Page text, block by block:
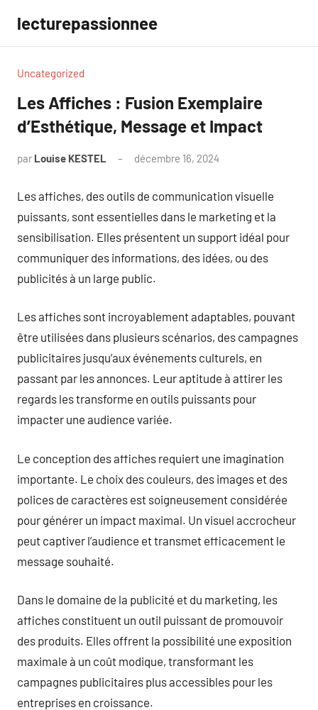
contenu
lecturepassionnee
Uncategorized
Les Affiches : Fusion Exemplaire
d’Esthétique, Message et Impact
par Louise KESTEL décembre 16, 2024
Les affiches, des outils de communication visuelle
puissants, sont essentielles dans le marketing et la
sensibilisation. Elles présentent un support idéal pour
communiquer des informations, des idées, ou des
publicités à un large public.
Les affiches sont incroyablement adaptables, pouvant
être utilisées dans plusieurs scénarios, des campagnes
publicitaires jusqu’aux événements culturels, en
passant par les annonces. Leur aptitude à attirer les
regards les transforme en outils puissants pour
impacter une audience variée.
Le conception des affiches requiert une imagination
importante. Le choix des couleurs, des images et des
polices de caractères est soigneusement considérée
pour générer un impact maximal. Un visuel accrocheur
peut captiver l’audience et transmet efficacement le
message souhaité.
Dans le domaine de la publicité et du marketing, les
affiches constituent un outil puissant de promouvoir
des produits. Elles offrent la possibilité une exposition
maximale à un coût modique, transformant les
campagnes publicitaires plus accessibles pour les
entreprises en croissance.